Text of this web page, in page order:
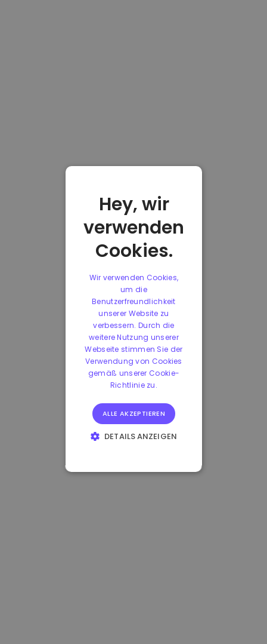
Hey, wir
verwenden
Cookies.
Wir verwenden Cookies,
um die
Benutzerfreundlichkeit
unserer Website zu
verbessern. Durch die
weitere Nutzung unserer
Webseite stimmen Sie der
Verwendung von Cookies
gemäß unserer Cookie-
Richtlinie zu.
ALLE AKZEPTIEREN
DETAILS ANZEIGEN